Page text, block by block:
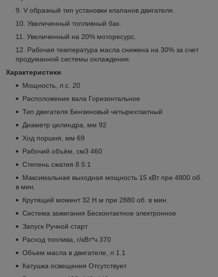
V образный тип установки клапанов двигателя.
Увеличенный топливный бак.
Увеличенный на 20% моторесурс.
Рабочая температура масла снижена на 30% за счет
продуманной системы охлаждения.
Характеристики
Мощность, л.с. 20
Расположение вала Горизонтальное
Тип двигателя Бензиновый четырехтактный
Диаметр цилиндра, мм 92
Ход поршня, мм 69
Рабочий объём, см3 460
Степень сжатия 8.5:1
Максимальная выходная мощность 15 кВт при 4800 об.
в мин.
Крутящий момент 32 Н.м при 2880 об. в мин.
Система зажигания Бесконтактное электронное
Запуск Ручной старт
Расход топлива, г/кВт*ч 370
Объем масла в двигателе, л 1.1
Катушка освещения Отсутствует